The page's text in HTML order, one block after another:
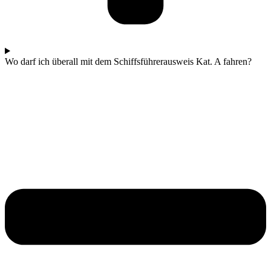
Wo darf ich überall mit dem Schiffsführerausweis Kat. A fahren?